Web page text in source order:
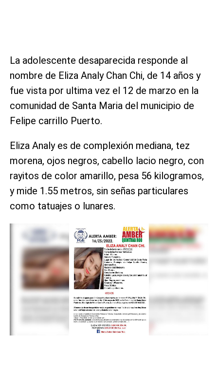
La adolescente desaparecida responde al
nombre de Eliza Analy Chan Chi, de 14 años y
fue vista por ultima vez el 12 de marzo en la
comunidad de Santa Maria del municipio de
Felipe carrillo Puerto.
Eliza Analy es de complexión mediana, tez
morena, ojos negros, cabello lacio negro, con
rayitos de color amarillo, pesa 56 kilogramos,
y mide 1.55 metros, sin señas particulares
como tatuajes o lunares.